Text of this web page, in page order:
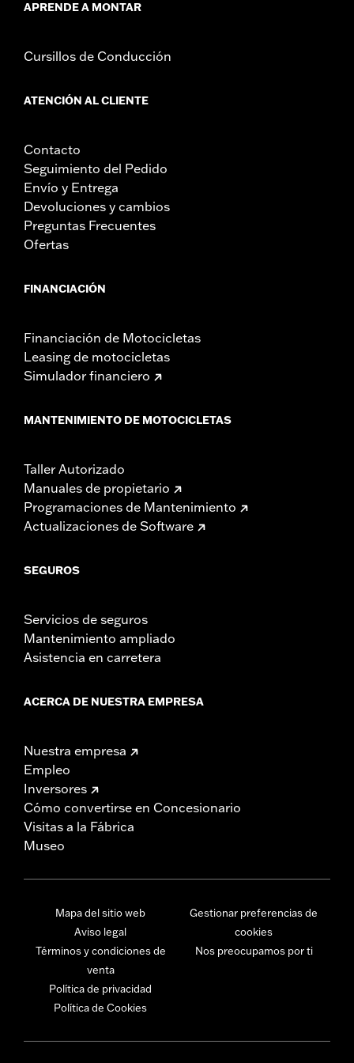
APRENDE A MONTAR
Cursillos de Conducción
ATENCIÓN AL CLIENTE
Contacto
Seguimiento del Pedido
Envío y Entrega
Devoluciones y cambios
Preguntas Frecuentes
Ofertas
FINANCIACIÓN
Financiación de Motocicletas
Leasing de motocicletas
Simulador financiero
MANTENIMIENTO DE MOTOCICLETAS
Taller Autorizado
Manuales de propietario
Programaciones de Mantenimiento
Actualizaciones de Software
SEGUROS
Servicios de seguros
Mantenimiento ampliado
Asistencia en carretera
ACERCA DE NUESTRA EMPRESA
Nuestra empresa
Empleo
Inversores
Cómo convertirse en Concesionario
Visitas a la Fábrica
Museo
Mapa del sitio web
Aviso legal
Términos y condiciones de
venta
Política de privacidad
Política de Cookies
Gestionar preferencias de
cookies
Nos preocupamos por ti